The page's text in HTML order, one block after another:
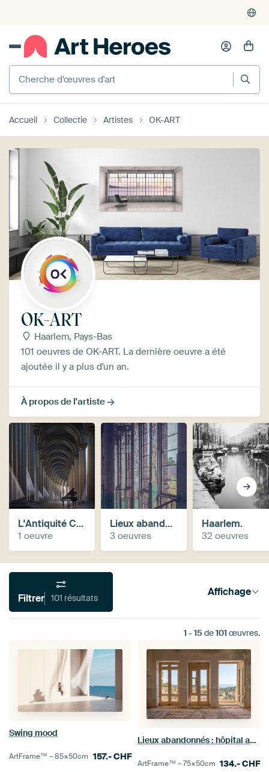
Cherche d'œuvres d'art
Accueil Collectie Artistes OK-ART
OK-ART
Haarlem, Pays-Bas
101 oeuvres de OK-ART. La dernière oeuvre a été
ajoutée il y a plus d'un an.
À propos de l'artiste
L'Antiquité Classique Revisitée
1 oeuvre
Lieux abandonnés - Urbex - Berlin
3 oeuvres
Haarlem.
32 oeuvres
Filtrer 101 résultats Affichage
1 - 15de101 œuvres.
Swing mood
ArtFrame™ –85×50cm 157.-CHF
Lieux abandonnés : hôpital avec vue.
ArtFrame™ –75×50cm 134.-CHF